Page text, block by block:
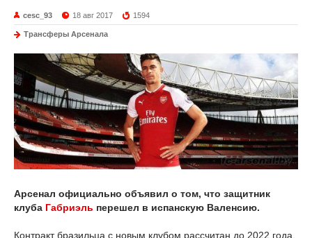
cesc_93 18 авг 2017 1594
Трансферы Арсенала
Арсенал официально объявил о том, что защитник
клуба Габриэль перешел в испанскую Валенсию.
Контракт бразильца с новым клубом рассчитан до 2022 года.